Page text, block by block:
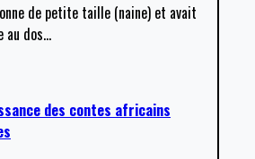
de petite taille (naine) et avait
au dos…
des contes africains